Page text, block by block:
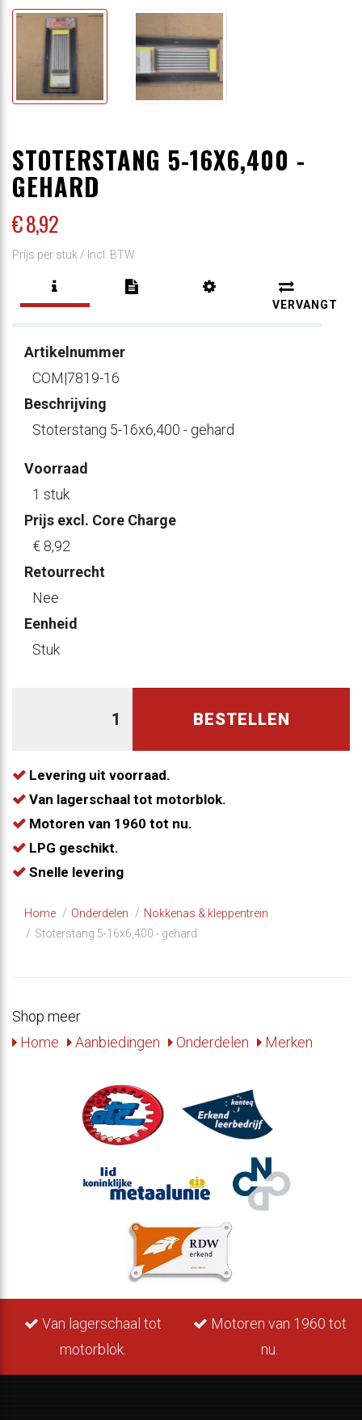
STOTERSTANG 5-16X6,400 -
GEHARD
€ 8,92
Prijs per stuk / Incl. BTW
VERVANGT
Artikelnummer
COM|7819-16
Beschrijving
Stoterstang 5-16x6,400 - gehard
Voorraad
1 stuk
Prijs excl. Core Charge
€ 8,92
Retourrecht
Nee
Eenheid
Stuk
BESTELLEN
Levering uit voorraad.
Van lagerschaal tot motorblok.
Motoren van 1960 tot nu.
LPG geschikt.
Snelle levering
Home Onderdelen
Nokkenas & kleppentrein
Stoterstang 5-16x6,400 - gehard
Shop meer
Home
Aanbiedingen Onderdelen Merken
Van lagerschaal tot
motorblok.
Motoren van 1960 tot
nu.